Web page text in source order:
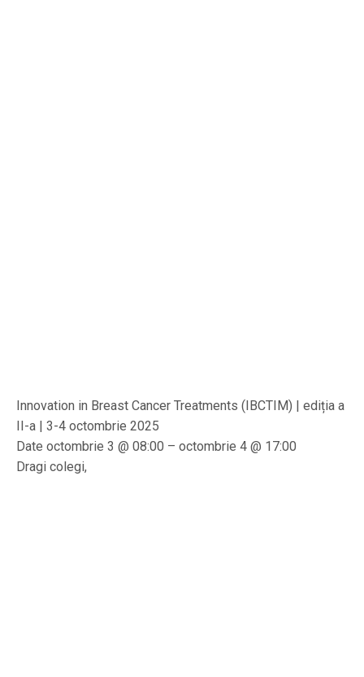
Innovation in Breast Cancer Treatments (IBCTIM) | ediția a
II-a | 3-4 octombrie 2025
Date octombrie 3 @ 08:00 – octombrie 4 @ 17:00
Dragi colegi,